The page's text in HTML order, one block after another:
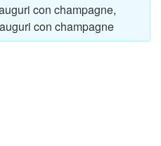
con champagne,
con champagne